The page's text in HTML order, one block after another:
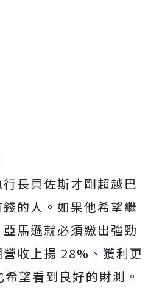
長貝佐斯才剛超越巴
的人。如果他希望繼
馬遜就必須繳出強勁
收上揚 28%、獲利更
望看到良好的財測。